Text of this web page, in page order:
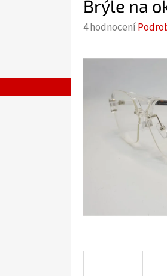
Brýle na
Průměrné
produktu
4 hodnocení